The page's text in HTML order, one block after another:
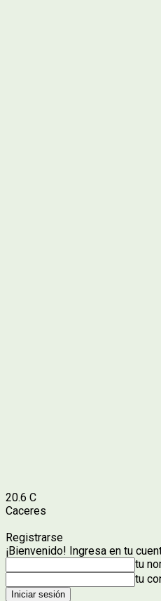
20.6 C
Caceres
Registrarse
¡Bienvenido! Ingresa en tu
tu
tu